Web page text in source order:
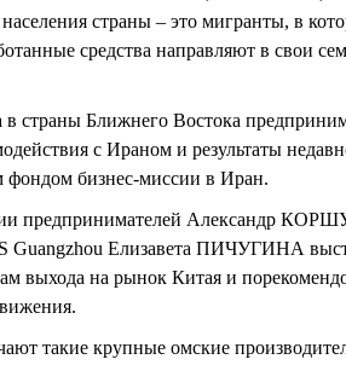
страны – это мигранты, в
средства направляют в свои
в страны Ближнего Востока
с Ираном и результаты
бизнес-миссии в Иран.
предпринимателей Александр
Guangzhou Елизавета ПИЧУГИНА
выхода на рынок Китая и
такие крупные омские